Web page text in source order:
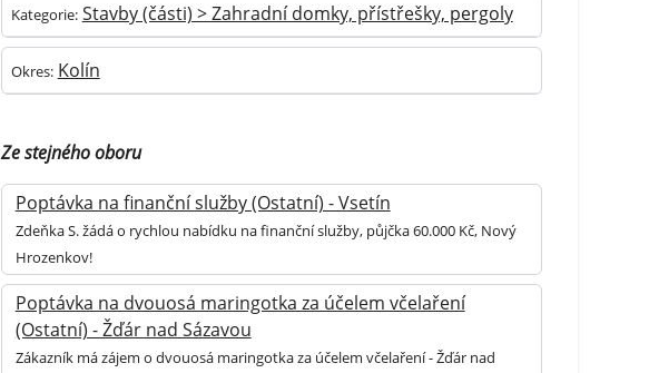
Kategorie: Stavby (části) > Zahradní domky, přístřešky, pergoly
Okres: Kolín
Ze stejného oboru
Poptávka na finanční služby (Ostatní) - Vsetín
Zdeňka S. žádá o rychlou nabídku na finanční služby, půjčka 60.000 Kč, Nový
Hrozenkov!
Poptávka na dvouosá maringotka za účelem včelaření
(Ostatní) - Žďár nad Sázavou
Zákazník má zájem o dvouosá maringotka za účelem včelaření - Žďár nad